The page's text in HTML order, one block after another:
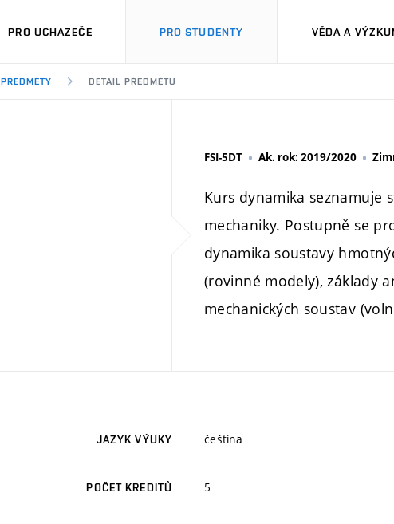
PRO UCHAZEČE PRO STUDENTY VĚDA A
PŘEDMĚTY DETAIL PŘEDMĚTU
FSI-5DT Ak. rok: 2019/2020
Kurs dynamika seznamuje
mechaniky. Postupně se
dynamika soustavy
(rovinné modely), základy
mechanických soustav
JAZYK VÝUKY čeština
POČET KREDITŮ 5